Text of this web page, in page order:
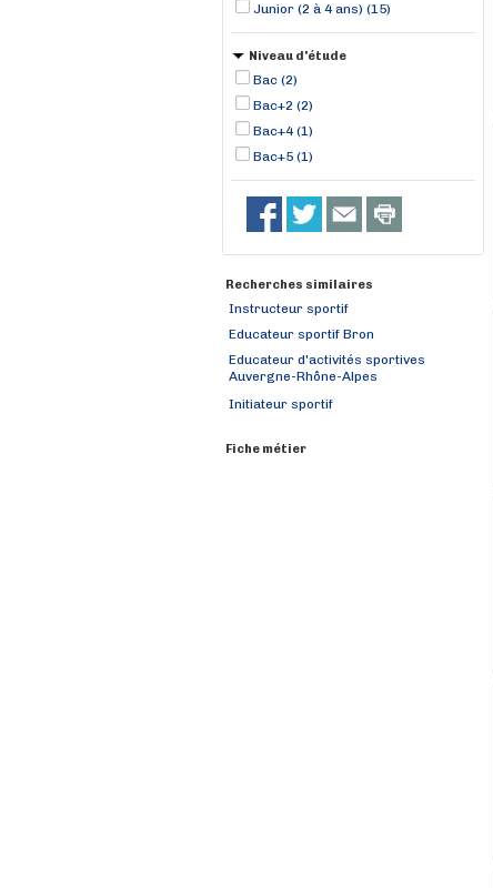
Junior (2 à 4 ans) (15)
Niveau d'étude
Bac (2)
Bac+2 (2)
Bac+4 (1)
Bac+5 (1)
Recherches similaires
Instructeur sportif
Educateur sportif Bron
Educateur d'activités sportives
Auvergne-Rhône-Alpes
Initiateur sportif
Fiche métier